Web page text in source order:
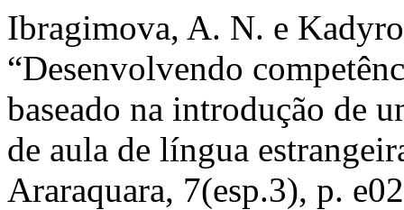
Ibragimova, A. N. e
“Desenvolvendo
baseado na introdução de
de aula de língua
Araraquara, 7(esp.3), p.